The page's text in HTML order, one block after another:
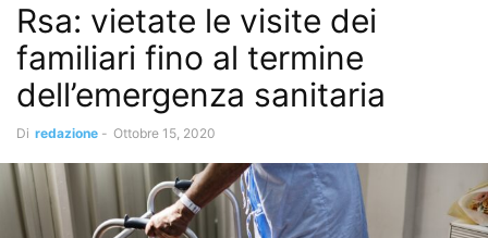
Rsa: vietate le visite dei
familiari fino al termine
dell’emergenza sanitaria
Di redazione - Ottobre 15, 2020